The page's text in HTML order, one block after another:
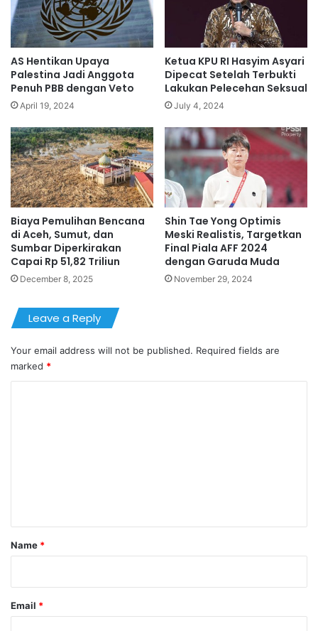
AS Hentikan Upaya
Palestina Jadi Anggota
Penuh PBB dengan Veto
April 19, 2024
Ketua KPU RI Hasyim Asyari
Dipecat Setelah Terbukti
Lakukan Pelecehan Seksual
July 4, 2024
Biaya Pemulihan Bencana
di Aceh, Sumut, dan
Sumbar Diperkirakan
Capai Rp 51,82 Triliun
December 8, 2025
Shin Tae Yong Optimis
Meski Realistis, Targetkan
Final Piala AFF 2024
dengan Garuda Muda
November 29, 2024
Leave a Reply
Your email address will not be published. Required fields are
marked *
*
Name *
Email *